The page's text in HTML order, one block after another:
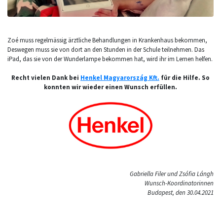
Zoé muss regelmässig ärztliche Behandlungen in Krankenhaus bekommen,
Deswegen muss sie von dort an den Stunden in der Schule teilnehmen. Das
iPad, das sie von der Wunderlampe bekommen hat, wird ihr im Lernen helfen.
Recht vielen Dank bei Henkel Magyarország Kft. für die Hilfe. So
konnten wir wieder einen Wunsch erfüllen.
Gabriella Filer und Zsófia Lángh
Wunsch-Koordinatorinnen
Budapest, den 30.04.2021